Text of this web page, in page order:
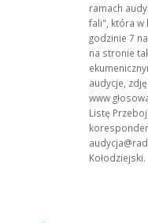
ramach
fali", która w
godzinie 7
na stronie
audycje,
www
Listę
Kołodziejski.